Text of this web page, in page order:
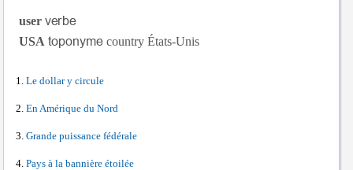
user
USA
country États-Unis
Le dollar y circule
En Amérique du Nord
Grande puissance fédérale
Pays à la bannière étoilée